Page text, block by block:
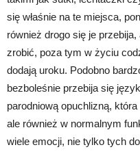
się właśnie na te miejsca,
również drogo się je
zrobić, poza tym w życiu
dodają uroku. Podobno
bezboleśnie przebija się
parodniową opuchlizną,
ale również w normalnym
wiele emocji, nie tylko tych